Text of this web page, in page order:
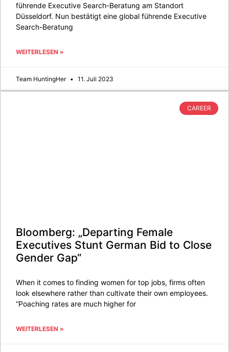
führende Executive Search-Beratung am Standort
Düsseldorf. Nun bestätigt eine global führende Executive
Search-Beratung
WEITERLESEN »
Team HuntingHer 11. Juli 2023
CAREER
Bloomberg: „Departing Female
Executives Stunt German Bid to Close
Gender Gap“
When it comes to finding women for top jobs, firms often
look elsewhere rather than cultivate their own employees.
“Poaching rates are much higher for
WEITERLESEN »